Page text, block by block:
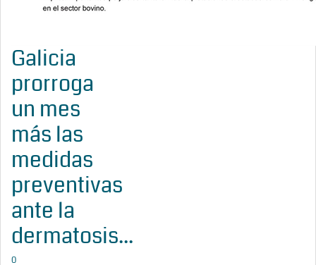
Galicia
prorroga
un mes
más las
medidas
preventivas
ante la
dermatosis...
0